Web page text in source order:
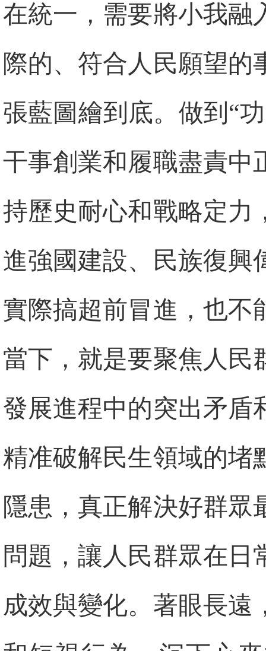
在統一，需要將小我融
際的、符合人民願望的
張藍圖繪到底。做到“
干事創業和履職盡責中
持歷史耐心和戰略定力
進強國建設、民族復興
實際搞超前冒進，也不
當下，就是要聚焦人民
發展進程中的突出矛盾
精准破解民生領域的堵
隱患，真正解決好群眾
問題，讓人民群眾在日
成效與變化。著眼長遠